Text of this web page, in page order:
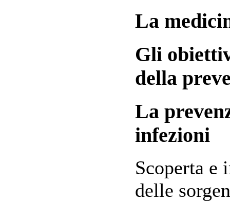
La
Gli
della
La
infezioni
Scoperta e
delle